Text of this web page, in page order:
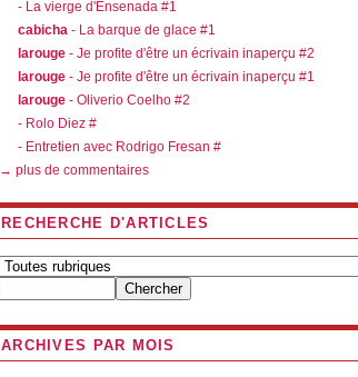
- La vierge d'Ensenada #1
cabicha - La barque de glace #1
larouge - Je profite d'être un écrivain inaperçu #2
larouge - Je profite d'être un écrivain inaperçu #1
larouge - Oliverio Coelho #2
- Rolo Diez #
- Entretien avec Rodrigo Fresan #
→ plus de commentaires
RECHERCHE D'ARTICLES
ARCHIVES PAR MOIS